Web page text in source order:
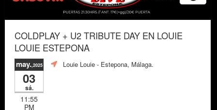
COLDPLAY + U2 TRIBUTE DAY EN LOUIE
LOUIE ESTEPONA
may.,2025
03
sá.
11:55
PM
Louie Louie - Estepona, Málaga.